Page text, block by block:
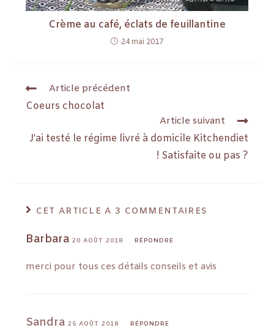
Crème au café, éclats de feuillantine
24 mai 2017
Article précédent
Coeurs chocolat
Article suivant
J’ai testé le régime livré à domicile Kitchendiet
! Satisfaite ou pas ?
CET ARTICLE A 3 COMMENTAIRES
Barbara 20 AOÛT 2018 RÉPONDRE
merci pour tous ces détails conseils et avis
Sandra25 AOÛT 2018 RÉPONDRE